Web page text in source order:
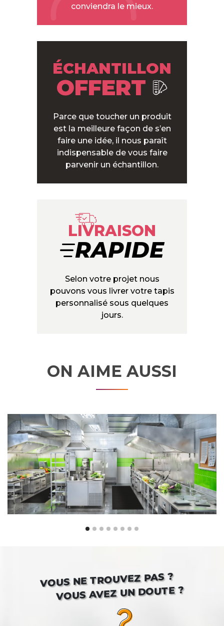
conviendra le mieux.
ÉCHANTILLON
OFFERT
Parce que toucher un produit
est la meilleure façon de s’en
faire une idée, il nous paraît
indispensable de vous faire
parvenir un échantillon.
Q
LIVRAISON
RAPIDE
Selon votre projet nous
pouvons vous livrer votre tapis
personnalisé sous quelques
jours.
ON AIME AUSSI
VOUS NE TROUVEZ PAS ?
VOUS AVEZ UN DOUTE ?